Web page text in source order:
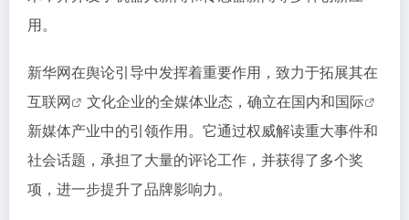
用。
新华网在舆论引导中发挥着重要作用，致力于拓展其在
互联网
文化企业的全媒体业态，确立在国内和国际
新媒体产业中的引领作用。它通过权威解读重大事件和
社会话题，承担了大量的评论工作，并获得了多个奖
项，进一步提升了品牌影响力。